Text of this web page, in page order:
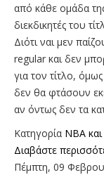
από κάθε ομάδα
διεκδικητές του
Διότι ναι μεν
regular και δεν
για τον τίτλο,
δεν θα φτάσουν
αν όντως δεν τα
Κατηγορία NBA
Διαβάστε
Πέμπτη, 09